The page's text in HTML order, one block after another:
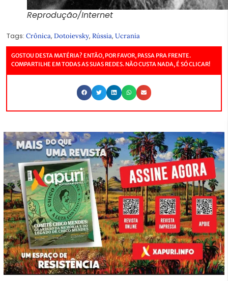
Reprodução/Internet
Tags: Crônica, Dotoievsky, Rússia, Ucrania
GOSTOU DESTA MATÉRIA? ENTÃO, POR FAVOR, PASSA PRA FRENTE.
COMPARTILHE EM TODAS AS SUAS REDES. NÃO CUSTA NADA, É SÓ CLICAR!